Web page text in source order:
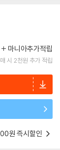
마니아추가적립
시 2천원 추가 적립
원 즉시할인